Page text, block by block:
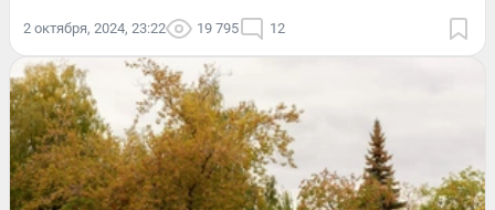
2 октября, 2024, 23:22 19 795 12